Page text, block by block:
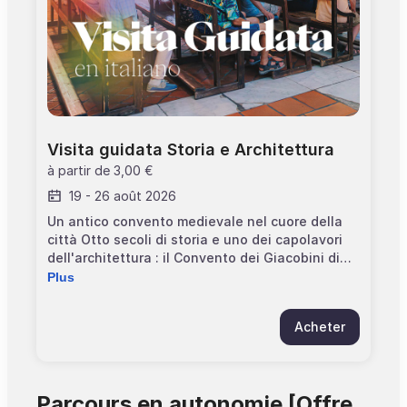
Visita guidata Storia e Architettura
à partir de 3,00 €
19 - 26 août 2026
Un antico convento medievale nel cuore della
città Otto secoli di storia e uno dei capolavori
dell'architettura : il Convento dei Giacobini di
Tolosa. Dal XIII secolo fino alla Rivoluzione
molteplici vite che vi saranno raccontate
durante la visita; dalla chiesa, alla sala
capitolare, passando per il chiostro, il suo
con amici, venite alla scoperta di tutti i segreti
Plus
Acheter